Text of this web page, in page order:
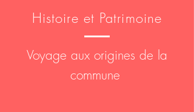
Histoire et Patrimoine
Voyage aux origines de la
commune